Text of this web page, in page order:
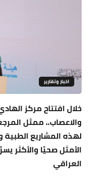
اخبار وتقارير
خلال افتتاح مركز
والاعصاب.. ممثل
لهذه المشاريع
الأمثل صحيًا والأكثر
العراقي